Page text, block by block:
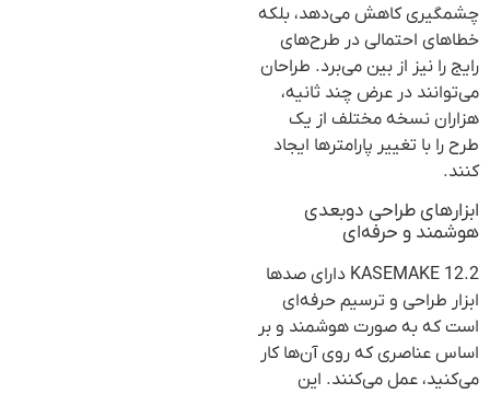
چشمگیری کاهش می‌دهد، بلکه
خطاهای احتمالی در طرح‌های
رایج را نیز از بین می‌برد. طراحان
می‌توانند در عرض چند ثانیه،
هزاران نسخه مختلف از یک
طرح را با تغییر پارامترها ایجاد
کنند.
ابزارهای طراحی دو‌بعدی
هوشمند و حرفه‌ای
KASEMAKE 12.2 دارای صدها
ابزار طراحی و ترسیم حرفه‌ای
است که به صورت هوشمند و بر
اساس عناصری که روی آن‌ها کار
می‌کنید، عمل می‌کنند. این